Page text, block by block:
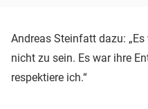
Andreas Steinfatt dazu:
nicht zu sein. Es war ihre
respektiere ich.“